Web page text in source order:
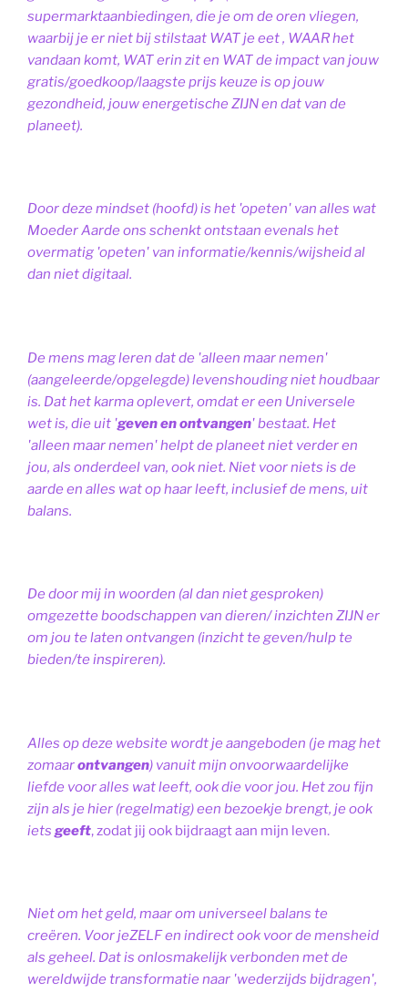
supermarktaanbiedingen, die je om de oren vliegen,
waarbij je er niet bij stilstaat WAT je eet , WAAR het
vandaan komt, WAT erin zit en WAT de impact van jouw
gratis/goedkoop/laagste prijs keuze is op jouw
gezondheid, jouw energetische ZIJN en dat van de
planeet).
Door deze mindset (hoofd) is het 'opeten' van alles wat
Moeder Aarde ons schenkt ontstaan evenals het
overmatig 'opeten' van informatie/kennis/wijsheid al
dan niet digitaal.
De mens mag leren dat de 'alleen maar nemen'
(aangeleerde/opgelegde) levenshouding niet houdbaar
is. Dat het karma oplevert, omdat er een Universele
wet is, die uit 'geven en ontvangen' bestaat. Het
'alleen maar nemen' helpt de planeet niet verder en
jou, als onderdeel van, ook niet. Niet voor niets is de
aarde en alles wat op haar leeft, inclusief de mens, uit
balans.
De door mij in woorden (al dan niet gesproken)
omgezette boodschappen van dieren/ inzichten ZIJN er
om jou te laten ontvangen (inzicht te geven/hulp te
bieden/te inspireren).
Alles op deze website wordt je aangeboden (je mag het
zomaarontvangen) vanuit mijn onvoorwaardelijke
liefde voor alles wat leeft, ook die voor jou. Het zou fijn
zijn als je hier (regelmatig) een bezoekje brengt, je ook
iets geeft, zodat jij ook bijdraagt aan mijn leven.
Niet om het geld, maar om universeel balans te
creëren. Voor jeZELF en indirect ook voor de mensheid
als geheel. Dat is onlosmakelijk verbonden met de
wereldwijde transformatie naar 'wederzijds bijdragen',